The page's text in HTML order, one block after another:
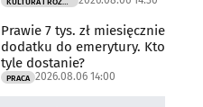
Prawie 7 tys. zł miesięcznie
dodatku do emerytury. Kto
tyle dostanie?
PRACA 2026.08.06 14:00